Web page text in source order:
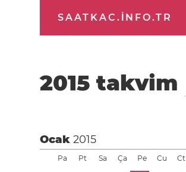
SAATKAC.INFO.TR
2015 takvim
Ocak2015
Pa Pt Sa Ça Pe Cu Ct